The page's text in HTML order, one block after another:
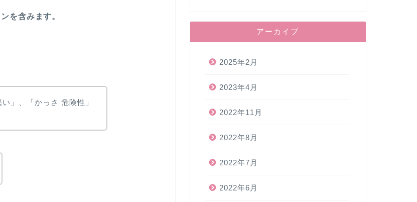
を含みます。
」、「かっさ 危険性」
アーカイブ
2025年2月
2023年4月
2022年11月
2022年8月
2022年7月
2022年6月